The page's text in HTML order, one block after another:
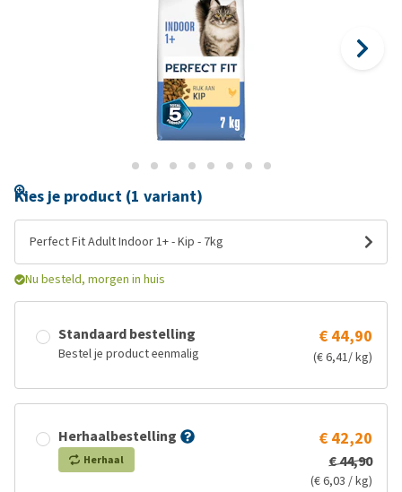
Kies je product (1 variant)
Perfect Fit Adult Indoor 1+ - Kip - 7kg
Nu besteld, morgen in huis
Standaard bestelling
Bestel je product eenmalig
€ 44,90
(€ 6,41/ kg)
Herhaalbestelling
Herhaal
€ 42,20
€ 44,90
(€ 6,03 / kg)